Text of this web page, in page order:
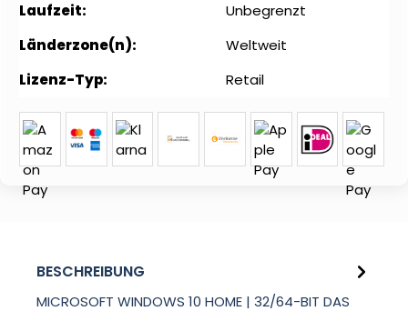
Laufzeit:
Unbegrenzt
Länderzone(n):
Weltweit
Lizenz-Typ:
Retail
BESCHREIBUNG
MICROSOFT WINDOWS 10 HOME | 32/64-BIT DAS